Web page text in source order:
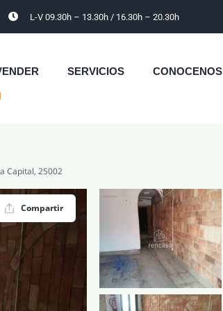
L-V 09.30h – 13.30h / 16.30h – 20.30h
SERVICIOS CONOCENOS
Capital, 25002
Compartir